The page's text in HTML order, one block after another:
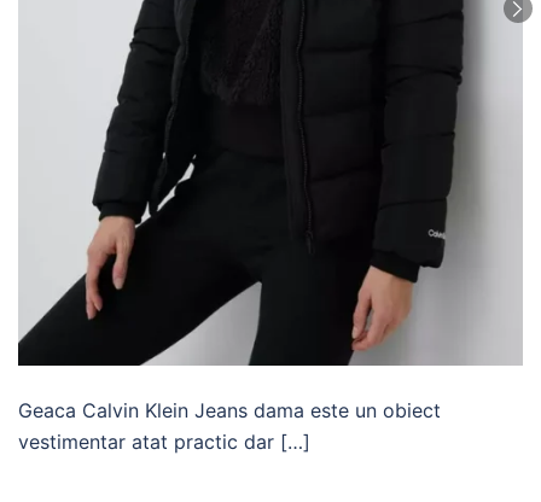
Geaca Calvin Klein Jeans dama este un obiect
vestimentar atat practic dar […]